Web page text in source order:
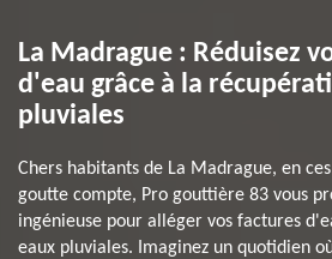
La Madrague : Réduisez
d'eau grâce à la
pluviales
Chers habitants de La Madrague, en
goutte compte, Pro gouttière 83 vous
ingénieuse pour alléger vos factures
eaux pluviales. Imaginez un quotidien